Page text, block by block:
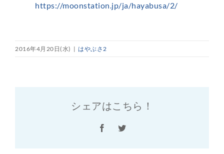
https://moonstation.jp/ja/hayabusa/2/
2016年4月20日(水) | はやぶさ2
シェアはこちら！
FacebookTwitter